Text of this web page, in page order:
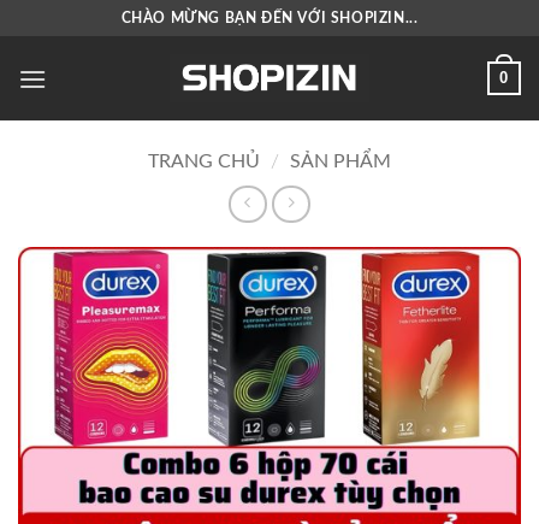
nội
CHÀO MỪNG BẠN ĐẾN VỚI SHOPIZIN...
0
TRANG CHỦ / SẢN PHẨM